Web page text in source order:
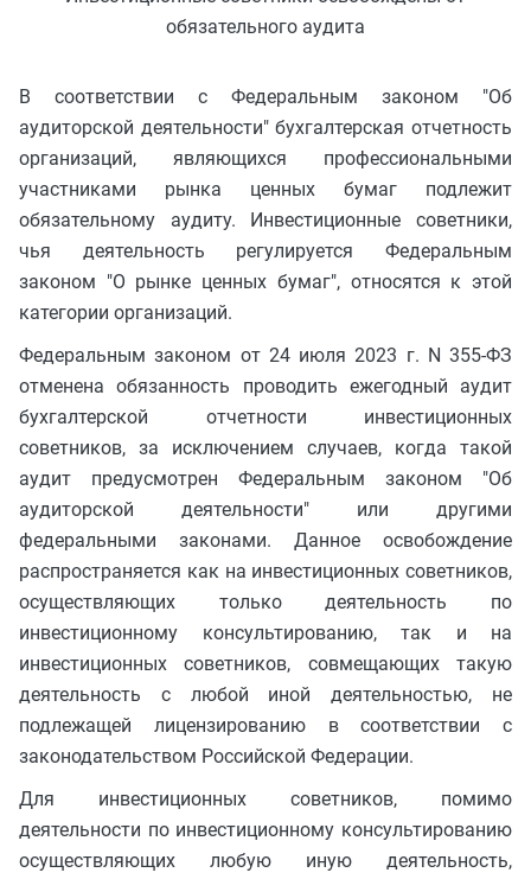
обязательного аудита
В соответствии с Федеральным законом "Об
аудиторской деятельности" бухгалтерская отчетность
организаций, являющихся профессиональными
участниками рынка ценных бумаг подлежит
обязательному аудиту. Инвестиционные советники,
чья деятельность регулируется Федеральным
законом "О рынке ценных бумаг", относятся к этой
категории организаций.
Федеральным законом от 24 июля 2023 г. N 355-ФЗ
отменена обязанность проводить ежегодный аудит
бухгалтерской отчетности инвестиционных
советников, за исключением случаев, когда такой
аудит предусмотрен Федеральным законом "Об
аудиторской деятельности" или другими
федеральными законами. Данное освобождение
распространяется как на инвестиционных советников,
осуществляющих только деятельность по
инвестиционному консультированию, так и на
инвестиционных советников, совмещающих такую
деятельность с любой иной деятельностью, не
подлежащей лицензированию в соответствии с
законодательством Российской Федерации.
Для инвестиционных советников, помимо
деятельности по инвестиционному консультированию
осуществляющих любую иную деятельность,